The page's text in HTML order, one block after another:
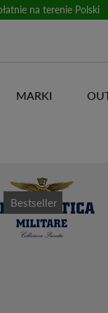
na terenie Polski
MARKI
Bestseller